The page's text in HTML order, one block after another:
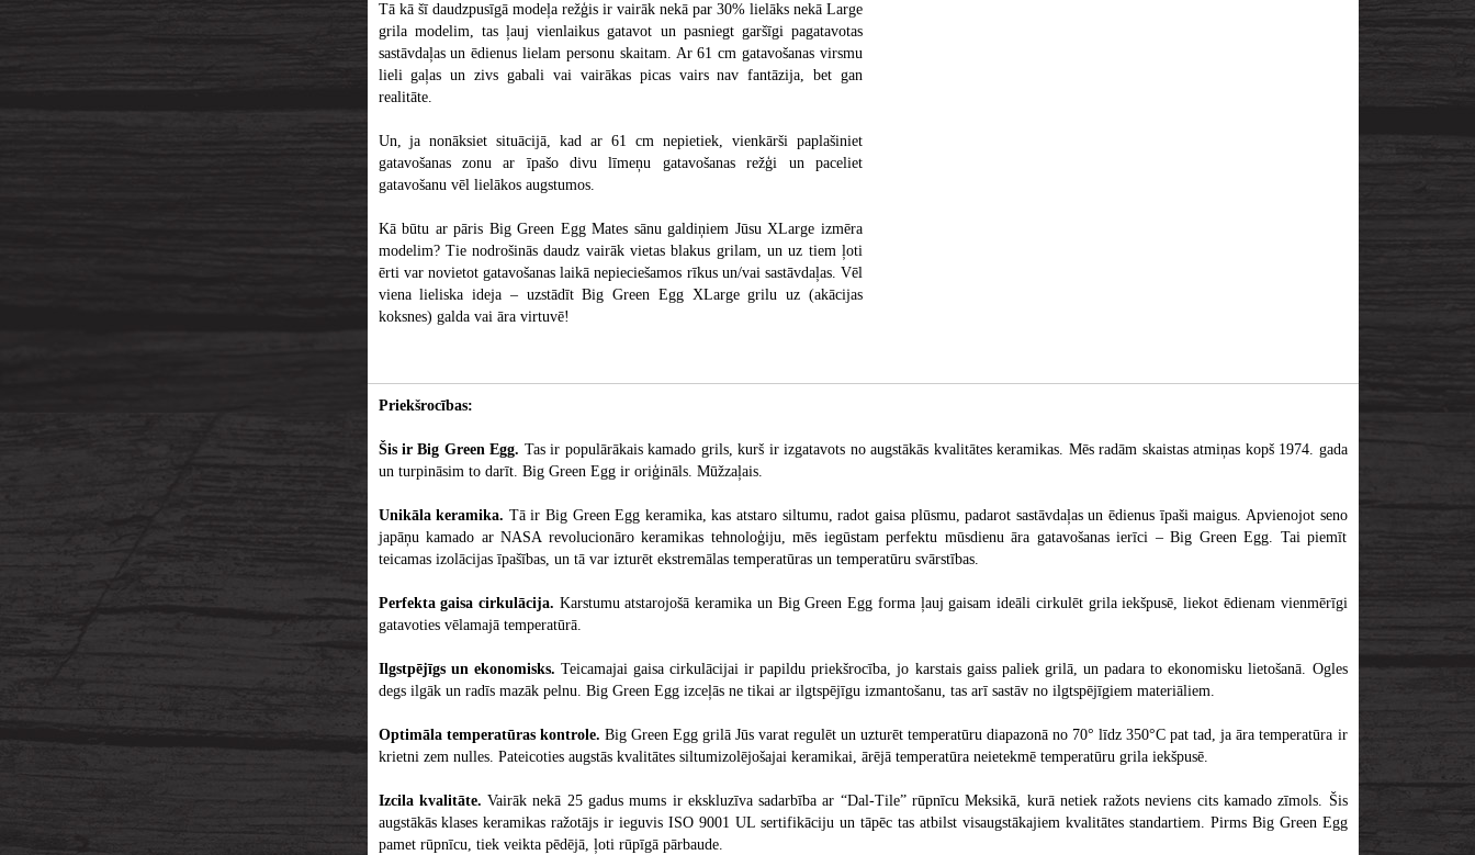
Tā kā šī daudzpusīgā modeļa režģis ir vairāk nekā par 30% lielāks nekā Large
grila modelim, tas ļauj vienlaikus gatavot un pasniegt garšīgi pagatavotas
sastāvdaļas un ēdienus lielam personu skaitam. Ar 61 cm gatavošanas virsmu
lieli gaļas un zivs gabali vai vairākas picas vairs nav fantāzija, bet gan
realitāte.
Un, ja nonāksiet situācijā, kad ar 61 cm nepietiek, vienkārši paplašiniet
gatavošanas zonu ar īpašo divu līmeņu gatavošanas režģi un paceliet
gatavošanu vēl lielākos augstumos.
Kā būtu ar pāris Big Green Egg Mates sānu galdiņiem Jūsu XLarge izmēra
modelim? Tie nodrošinās daudz vairāk vietas blakus grilam, un uz tiem ļoti
ērti var novietot gatavošanas laikā nepieciešamos rīkus un/vai sastāvdaļas. Vēl
viena lieliska ideja – uzstādīt Big Green Egg XLarge grilu uz (akācijas
koksnes) galda vai āra virtuvē!
Priekšrocības:
Šis ir Big Green Egg. Tas ir populārākais kamado grils, kurš ir izgatavots no augstākās kvalitātes keramikas. Mēs radām skaistas atmiņas kopš 1974. gada
un turpināsim to darīt. Big Green Egg ir oriģināls. Mūžzaļais.
Unikāla keramika. Tā ir Big Green Egg keramika, kas atstaro siltumu, radot gaisa plūsmu, padarot sastāvdaļas un ēdienus īpaši maigus. Apvienojot seno
japāņu kamado ar NASA revolucionāro keramikas tehnoloģiju, mēs iegūstam perfektu mūsdienu āra gatavošanas ierīci – Big Green Egg. Tai piemīt
teicamas izolācijas īpašības, un tā var izturēt ekstremālas temperatūras un temperatūru svārstības.
Perfekta gaisa cirkulācija. Karstumu atstarojošā keramika un Big Green Egg forma ļauj gaisam ideāli cirkulēt grila iekšpusē, liekot ēdienam vienmērīgi
gatavoties vēlamajā temperatūrā.
Ilgstpējīgs un ekonomisks. Teicamajai gaisa cirkulācijai ir papildu priekšrocība, jo karstais gaiss paliek grilā, un padara to ekonomisku lietošanā. Ogles
degs ilgāk un radīs mazāk pelnu. Big Green Egg izceļās ne tikai ar ilgtspējīgu izmantošanu, tas arī sastāv no ilgtspējīgiem materiāliem.
Optimāla temperatūras kontrole. Big Green Egg grilā Jūs varat regulēt un uzturēt temperatūru diapazonā no 70° līdz 350°C pat tad, ja āra temperatūra ir
krietni zem nulles. Pateicoties augstās kvalitātes siltumizolējošajai keramikai, ārējā temperatūra neietekmē temperatūru grila iekšpusē.
Izcila kvalitāte. Vairāk nekā 25 gadus mums ir ekskluzīva sadarbība ar “Dal-Tile” rūpnīcu Meksikā, kurā netiek ražots neviens cits kamado zīmols. Šis
augstākās klases keramikas ražotājs ir ieguvis ISO 9001 UL sertifikāciju un tāpēc tas atbilst visaugstākajiem kvalitātes standartiem. Pirms Big Green Egg
pamet rūpnīcu, tiek veikta pēdējā, ļoti rūpīgā pārbaude.